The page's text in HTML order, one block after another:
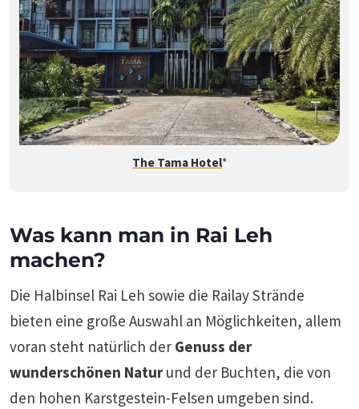
The Tama Hotel*
Was kann man in Rai Leh
machen?
Die Halbinsel Rai Leh sowie die Railay Strände
bieten eine große Auswahl an Möglichkeiten, allem
voran steht natürlich der Genuss der
wunderschönen Naturund der Buchten, die von
den hohen Karstgestein-Felsen umgeben sind.